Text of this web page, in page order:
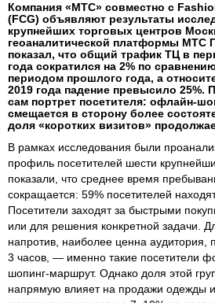
Компания «МТС» совместно с
(FCG) объявляют результаты
крупнейших торговых центров
геоаналитической платформы МТС
показал, что общий трафик ТЦ в
года сократился на 2% по
периодом прошлого года, а
2019 года падение превысило 25%.
сам портрет посетителя: офлайн-
смещается в сторону более
доля «коротких визитов»
В рамках исследования были
профиль посетителей шести
показали, что среднее время
сокращается: 59% посетителей
Посетители заходят за быстрыми
или для решения конкретной задачи.
напротив, наиболее ценна
3 часов, — именно такие посетители
шопинг-маршрут. Однако доля этой
напрямую влияет на продажи одежды